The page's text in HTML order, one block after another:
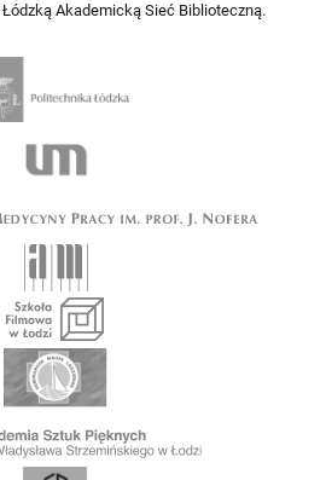
Akademicką Sieć Biblioteczną.